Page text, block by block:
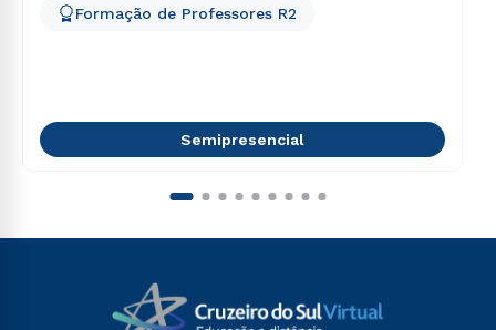
Formação de Professores R2
Semipresencial